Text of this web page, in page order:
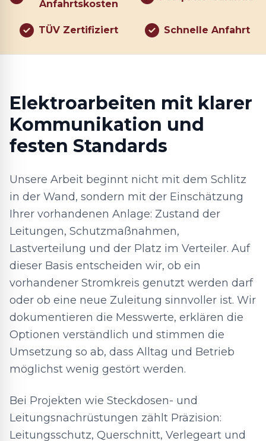
Anfahrtskosten
TÜV Zertifiziert Schnelle Anfahrt
Elektroarbeiten mit klarer
Kommunikation und
festen Standards
Unsere Arbeit beginnt nicht mit dem Schlitz
in der Wand, sondern mit der Einschätzung
Ihrer vorhandenen Anlage: Zustand der
Leitungen, Schutzmaßnahmen,
Lastverteilung und der Platz im Verteiler. Auf
dieser Basis entscheiden wir, ob ein
vorhandener Stromkreis genutzt werden darf
oder ob eine neue Zuleitung sinnvoller ist. Wir
dokumentieren die Messwerte, erklären die
Optionen verständlich und stimmen die
Umsetzung so ab, dass Alltag und Betrieb
möglichst wenig gestört werden.
Bei Projekten wie Steckdosen- und
Leitungsnachrüstungen zählt Präzision:
Leitungsschutz, Querschnitt, Verlegeart und